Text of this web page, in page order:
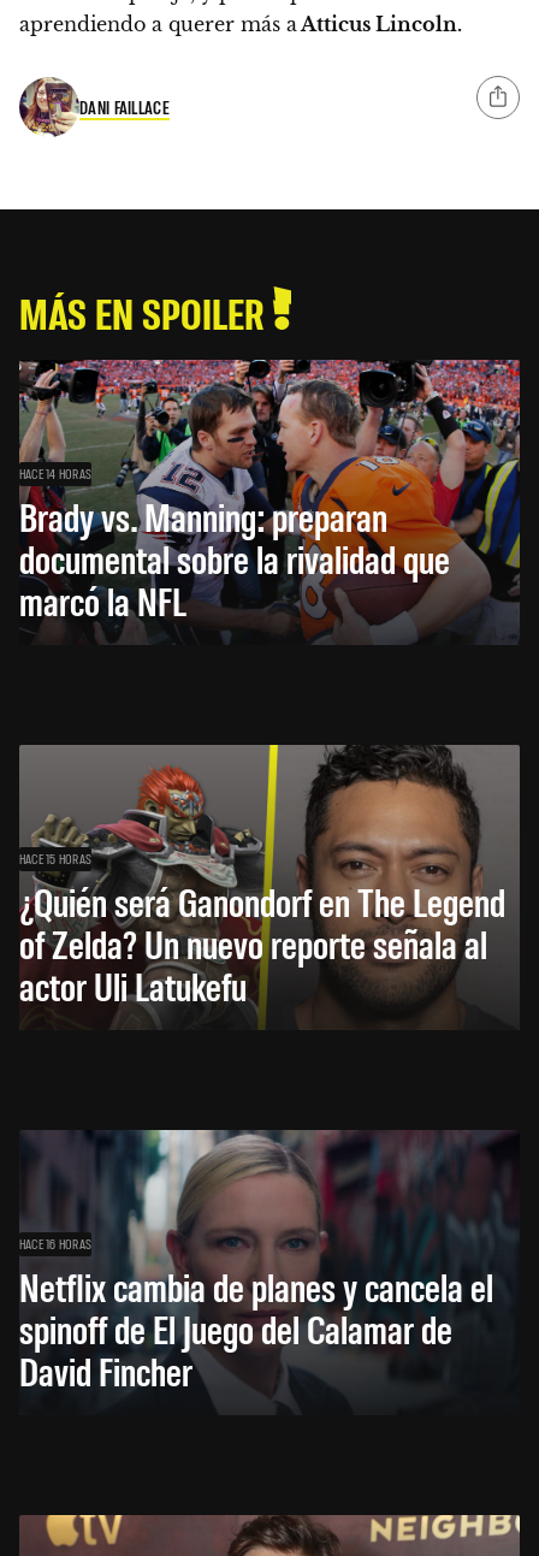
aprendiendo a querer más aAtticus Lincoln.
DANI FAILLACE
MÁS EN SPOILER
HACE 14 HORAS
Brady vs. Manning: preparan
documental sobre la rivalidad que
marcó la NFL
HACE 15 HORAS
¿Quién será Ganondorf en The Legend
of Zelda? Un nuevo reporte señala al
actor Uli Latukefu
HACE 16 HORAS
Netflix cambia de planes y cancela el
spinoff de El Juego del Calamar de
David Fincher